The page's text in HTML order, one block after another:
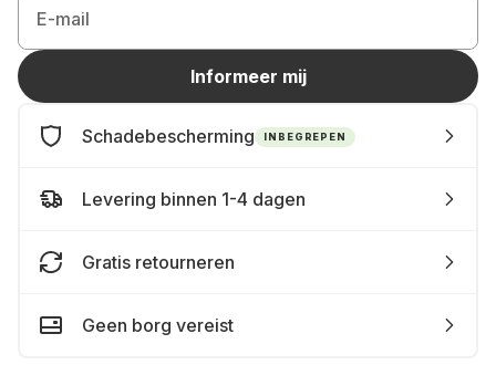
E-mail
Informeer mij
Schadebescherming INBEGREPEN
Levering binnen 1-4 dagen
Gratis retourneren
Geen borg vereist